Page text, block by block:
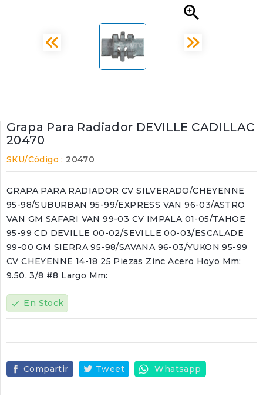

Grapa Para Radiador DEVILLE CADILLAC
20470
SKU/Código : 20470
GRAPA PARA RADIADOR CV SILVERADO/CHEYENNE
95-98/SUBURBAN 95-99/EXPRESS VAN 96-03/ASTRO
VAN GM SAFARI VAN 99-03 CV IMPALA 01-05/TAHOE
95-99 CD DEVILLE 00-02/SEVILLE 00-03/ESCALADE
99-00 GM SIERRA 95-98/SAVANA 96-03/YUKON 95-99
CV CHEYENNE 14-18 25 Piezas Zinc Acero Hoyo Mm:
9.50, 3/8 #8 Largo Mm:
check En Stock
Compartir Tweet Whatsapp